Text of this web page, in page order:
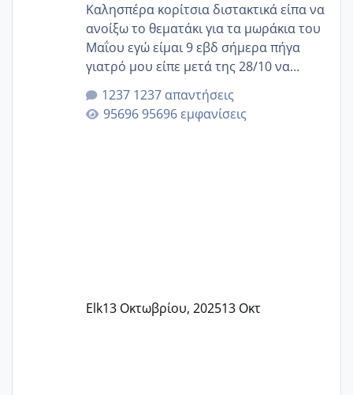
Καλησπέρα κορίτσια διστακτικά είπα να
ανοίξω το θεματάκι για τα μωράκια του
Μαΐου εγώ είμαι 9 εβδ σήμερα πήγα
γιατρό μου είπε μετά της 28/10 να
κλείσω ραντεβού για την αυχενική είναι
καμιά άλλη κοπέλα να γεννάει Μάιο ;;
1237 απαντήσεις
95696 εμφανίσεις
Elk13 Οκτωβρίου, 202513 Οκτ